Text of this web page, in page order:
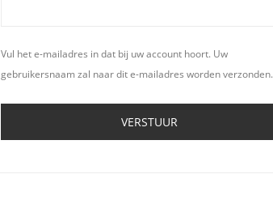
Vul het e-mailadres in dat bij uw account hoort. Uw
gebruikersnaam zal naar dit e-mailadres worden verzonden.
VERSTUUR